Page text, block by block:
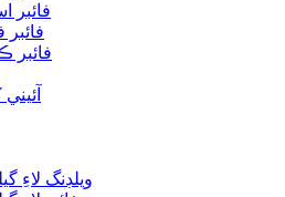
فائبر
فائبر
ويلڊنگ لاءِ